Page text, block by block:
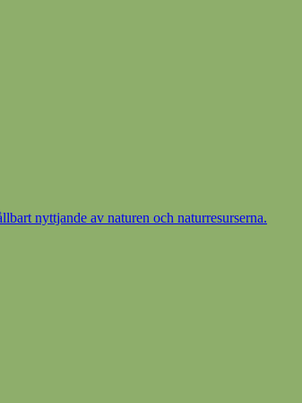
nyttjande av naturen och naturresurserna.